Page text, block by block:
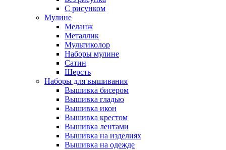
С рисунком
Мулине
Меланж
Металлик
Мультиколор
Наборы мулине
Сатин
Шерсть
Наборы для вышивания
Вышивка бисером
Вышивка гладью
Вышивка икон
Вышивка крестом
Вышивка лентами
Вышивка на изделиях
Вышивка на одежде